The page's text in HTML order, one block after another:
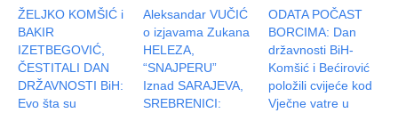
ŽELJKO KOMŠIĆ i
BAKIR
IZETBEGOVIĆ,
ČESTITALI DAN
DRŽAVNOSTI BiH:
Evo šta su
Aleksandar VUČIĆ
o izjavama Zukana
HELEZA,
“SNAJPERU”
Iznad SARAJEVA,
SREBRENICI:
ODATA POČAST
BORCIMA: Dan
državnosti BiH-
Komšić i Bećirović
položili cvijeće kod
Vječne vatre u